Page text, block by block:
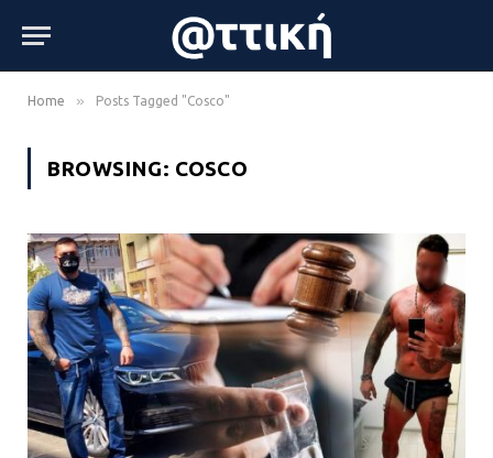
Home » Posts Tagged "Cosco"
BROWSING: COSCO